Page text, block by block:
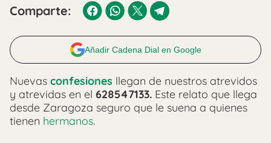
Comparte:
Añadir Cadena Dial en Google
Nuevas confesiones llegan de nuestros atrevidos
y atrevidas en el 628547133. Este relato que llega
desde Zaragoza seguro que le suena a quienes
tienen hermanos.